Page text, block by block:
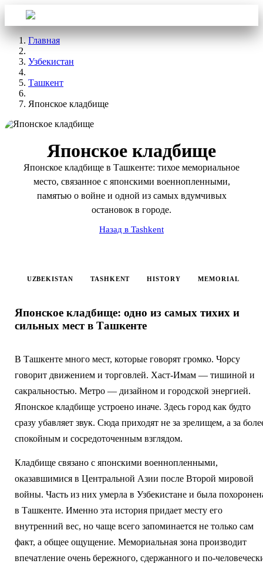
Главная
Узбекистан
Ташкент
Японское кладбище
Японское кладбище
Японское кладбище в Ташкенте: тихое мемориальное
место, связанное с японскими военнопленными,
памятью о войне и одной из самых вдумчивых
остановок в городе.
Назад в Tashkent
UZBEKISTAN TASHKENT HISTORY MEMORIAL
Японское кладбище: одно из самых тихих и
сильных мест в Ташкенте
В Ташкенте много мест, которые говорят громко. Чорсу
говорит движением и торговлей. Хаст-Имам — тишиной и
сакральностью. Метро — дизайном и городской энергией.
Японское кладбище устроено иначе. Здесь город как будто
сразу убавляет звук. Сюда приходят не за зрелищем, а за
спокойным и сосредоточенным взглядом.
Кладбище связано с японскими военнопленными,
оказавшимися в Центральной Азии после Второй мировой
войны. Часть из них умерла в Узбекистане и была
в Ташкенте. Именно эта история придает месту его
внутренний вес, но чаще всего запоминается не только сам
факт, а общее ощущение. Мемориальная зона производит
впечатление очень бережного, сдержанного и по-